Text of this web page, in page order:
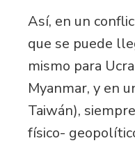
Así, en un
que se puede
mismo para
Myanmar, y en
Taiwán),
físico-